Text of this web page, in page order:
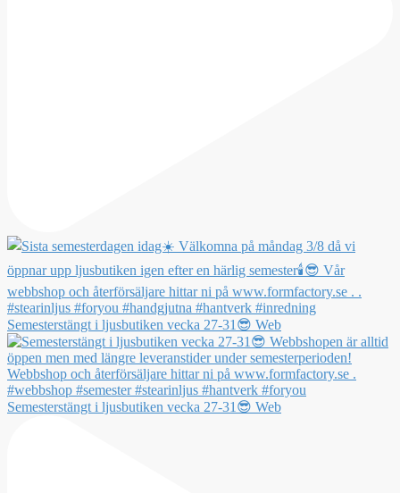
Semesterstängt i ljusbutiken vecka 27-31😎 Web
Semesterstängt i ljusbutiken vecka 27-31😎 Web